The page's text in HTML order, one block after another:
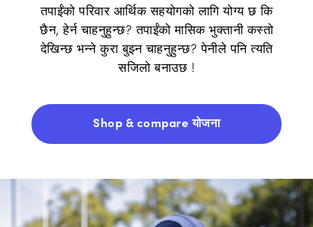
तपाईंको परिवार आर्थिक सहयोगको लागि योग्य छ कि
छैन, हेर्न चाहनुहुन्छ? तपाईंको मासिक भुक्तानी कस्तो
देखिन्छ भन्ने कुरा बुझ्न चाहनुहुन्छ? पेनीले पनि त्यति
सजिलो बनाउछ !
Shop & compare योजना